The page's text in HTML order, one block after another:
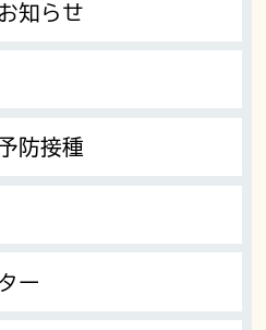
知らせ
防接種
ー